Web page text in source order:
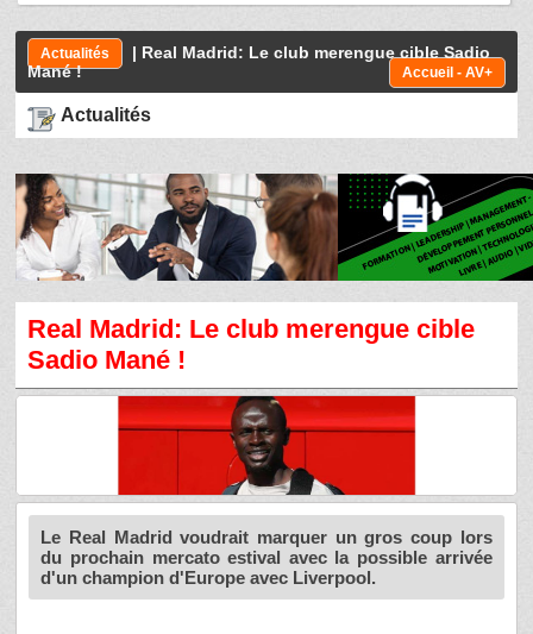
Actualités
| Real Madrid: Le club merengue cible Sadio
Mané !
Accueil - AV+
Actualités
Real Madrid: Le club merengue cible
Sadio Mané !
Le Real Madrid voudrait marquer un gros coup lors
du prochain mercato estival avec la possible arrivée
d'un champion d'Europe avec Liverpool.